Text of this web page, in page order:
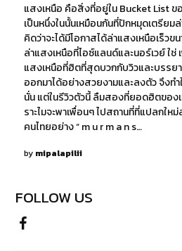
แสงเหนือ คือสิ่งที่อยู่ใน Bucket List ข
เป็นหนึ่งในนั้นเหมือนกันที่ปักหมุดเตรียม
คิดว่าจะได้มีโอกาสได้ล่าแสงเหนือเร็ว
ล่าแสงเหนือที่ไอซ์แลนด์และนอร์เวย์ ใช่
แสงเหนือที่ฮิตที่สุดบวกกับวิวและบรรย
ออกมาได้อย่างสวยงามและลงตัว จึงท
นั่น แต่ในรีวิวตัวนี้ ลืมสองที่ยอดฮิตของ
ราะไมจะพาเพื่อนๆ ไปสถานที่ที่แปลกใ
คนไทยอย่าง “ m u r m a n s…
by mipalapilii
FOLLOW US